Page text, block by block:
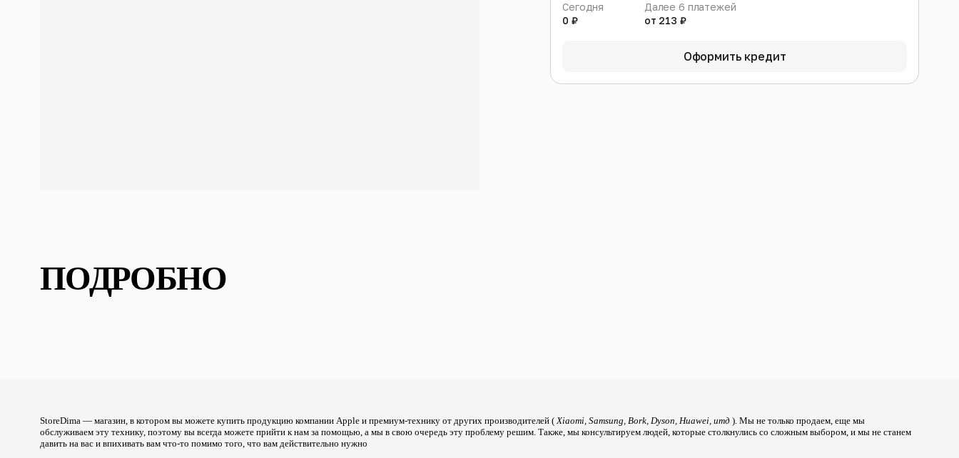
Сегодня
0 ₽
Далее 6 платежей
от 213 ₽
Оформить кредит
ПОДРОБНО
StoreDima — магазин, в котором вы можете купить продукцию компании Apple и премиум-технику от других производителей (Xiaomi, Samsung, Bork, Dyson, Huawei, итд ). Мы не только продаем, еще мы
обслуживаем эту технику, поэтому вы всегда можете прийти к нам за помощью, а мы в свою очередь эту проблему решим. Также, мы консультируем людей, которые столкнулись со сложным выбором, и мы не станем
давить на вас и впихивать вам что-то помимо того, что вам действительно нужно